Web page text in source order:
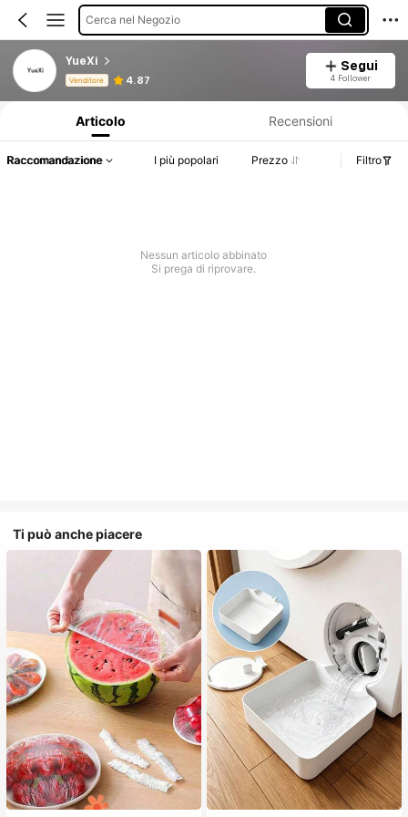
Cerca nel Negozio
YueXi
Venditore 4.87
Segui
4 Follower
Articolo Recensioni
Raccomandazione I più popolari Prezzo Filtro
Nessun articolo abbinato
Si prega di riprovare.
Ti può anche piacere